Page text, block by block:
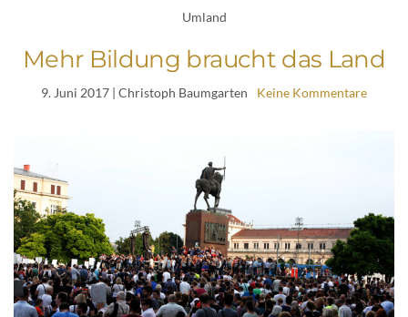
Umland
Mehr Bildung braucht das Land
9. Juni 2017 | Christoph Baumgarten Keine Kommentare